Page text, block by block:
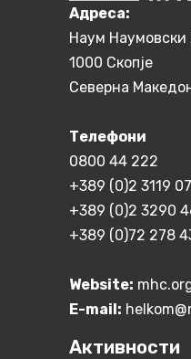
Aдреса:
Наум Наумовски
1000 Скопје
Северна
Телефони
0800 44 222
+389 (0)2 3119
+389 (0)2 3290
+389 (0)72 278
Website:
E-mail:
Активности